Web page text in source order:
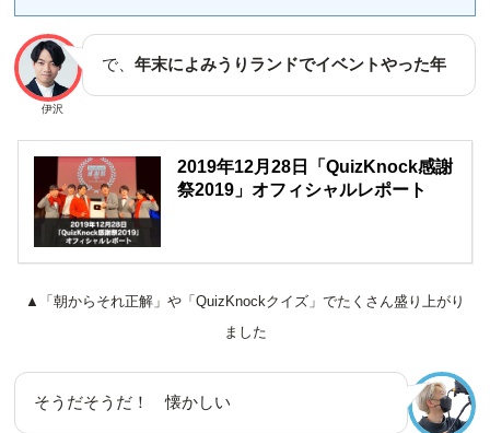
伊沢
で、年末によみうりランドでイベントやった年
2019年12月28日「QuizKnock感謝
祭2019」オフィシャルレポート
▲「朝からそれ正解」や「QuizKnockクイズ」でたくさん盛り上がり
ました
そうだそうだ！ 懐かしい